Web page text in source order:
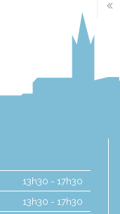
13h30 - 17h30
13h30 - 17h30